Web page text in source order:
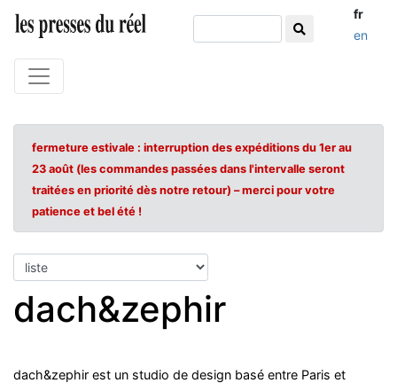
fr
en
fermeture estivale : interruption des expéditions du 1er au
23 août (les commandes passées dans l'intervalle seront
traitées en priorité dès notre retour) – merci pour votre
patience et bel été !
dach&zephir
dach&zephir est un studio de design basé entre Paris et